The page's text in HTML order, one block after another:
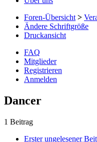
Foren-Übersicht >
Ändere Schriftgröße
Druckansicht
FAQ
Mitglieder
Registrieren
Anmelden
Dancer
1 Beitrag
Erster ungelesener